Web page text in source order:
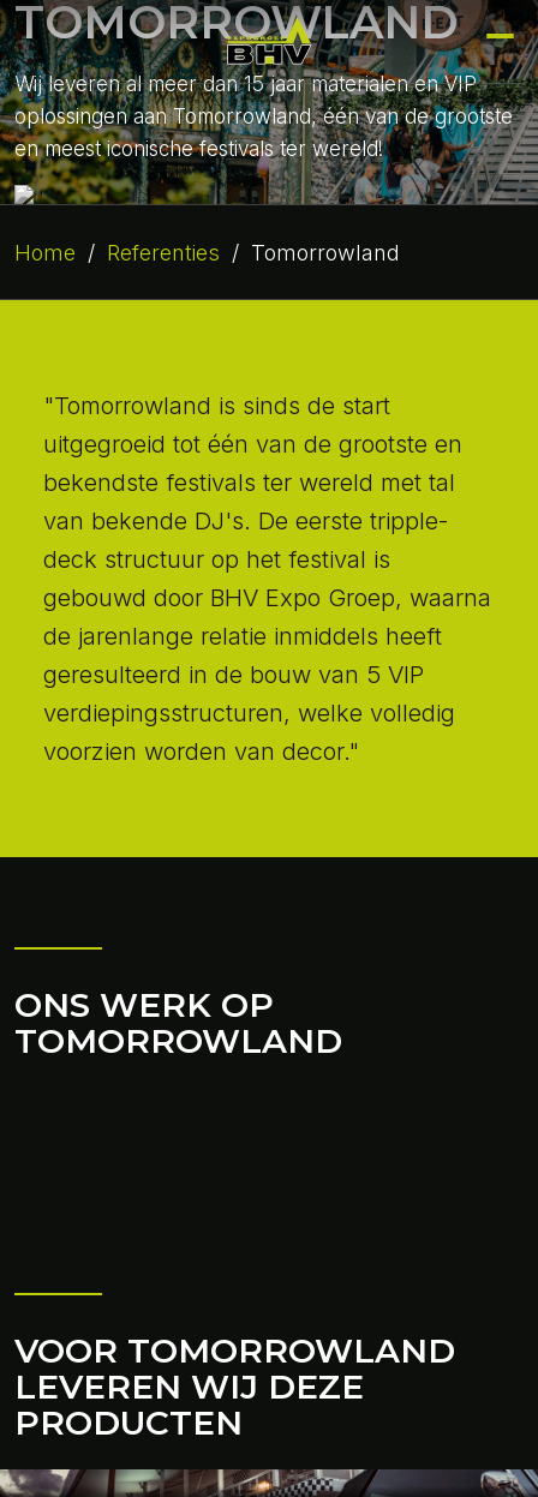
TOMORROWLAND
Wij leveren al meer dan 15 jaar materialen en VIP
oplossingen aan Tomorrowland, één van de grootste
en meest iconische festivals ter wereld!
Home / Referenties / Tomorrowland
"Tomorrowland is sinds de start
uitgegroeid tot één van de grootste en
bekendste festivals ter wereld met tal
van bekende DJ's. De eerste tripple-
deck structuur op het festival is
gebouwd door BHV Expo Groep, waarna
de jarenlange relatie inmiddels heeft
geresulteerd in de bouw van 5 VIP
verdiepingsstructuren, welke volledig
voorzien worden van decor."
ONS WERK OP
TOMORROWLAND
VOOR TOMORROWLAND
LEVEREN WIJ DEZE
PRODUCTEN
DUBBELDEKKER